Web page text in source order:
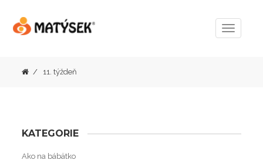
Menu
11. týždeň
KATEGORIE
Ako na bábätko